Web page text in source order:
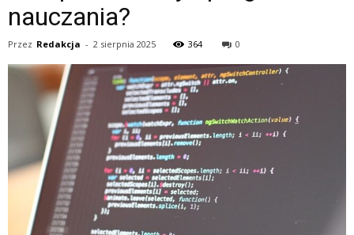
nauczania?
Przez Redakcja - 2 sierpnia 2025 364 0